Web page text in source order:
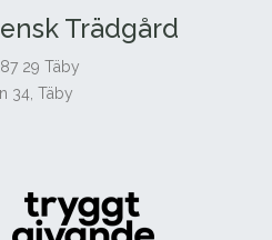
Trädgård
29 Täby
34, Täby